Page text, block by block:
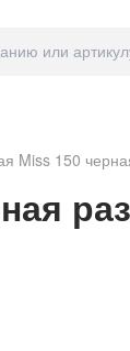
Сумки
Видео
Miss 150